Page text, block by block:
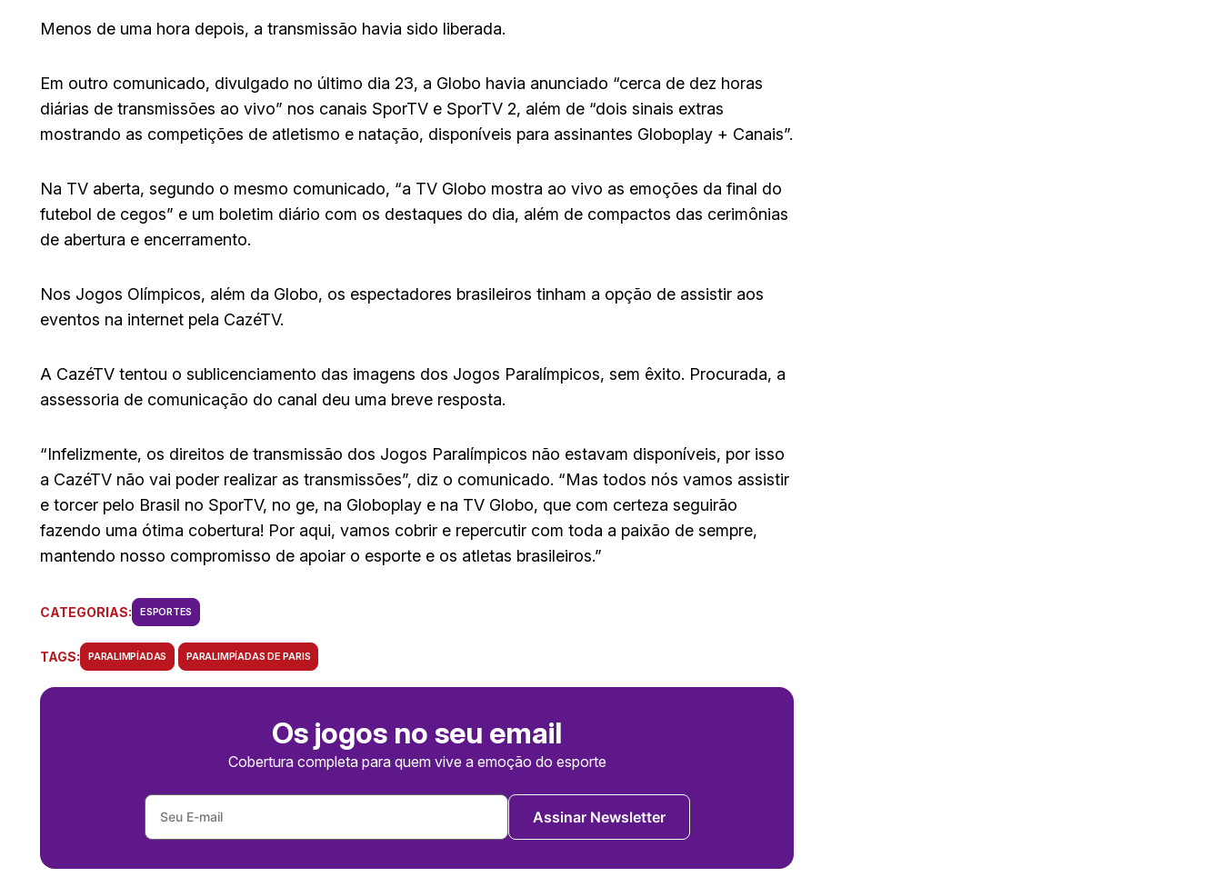
Menos de uma hora depois, a transmissão havia sido liberada.
Em outro comunicado, divulgado no último dia 23, a Globo havia anunciado “cerca de dez horas
diárias de transmissões ao vivo” nos canais SporTV e SporTV 2, além de “dois sinais extras
mostrando as competições de atletismo e natação, disponíveis para assinantes Globoplay + Canais”.
Na TV aberta, segundo o mesmo comunicado, “a TV Globo mostra ao vivo as emoções da final do
futebol de cegos” e um boletim diário com os destaques do dia, além de compactos das cerimônias
de abertura e encerramento.
Nos Jogos Olímpicos, além da Globo, os espectadores brasileiros tinham a opção de assistir aos
eventos na internet pela CazéTV.
A CazéTV tentou o sublicenciamento das imagens dos Jogos Paralímpicos, sem êxito. Procurada, a
assessoria de comunicação do canal deu uma breve resposta.
“Infelizmente, os direitos de transmissão dos Jogos Paralímpicos não estavam disponíveis, por isso
a CazéTV não vai poder realizar as transmissões”, diz o comunicado. “Mas todos nós vamos assistir
e torcer pelo Brasil no SporTV, no ge, na Globoplay e na TV Globo, que com certeza seguirão
fazendo uma ótima cobertura! Por aqui, vamos cobrir e repercutir com toda a paixão de sempre,
mantendo nosso compromisso de apoiar o esporte e os atletas brasileiros.”
CATEGORIAS: ESPORTES
TAGS: PARALIMPÍADAS PARALIMPÍADAS DE PARIS
Os jogos no seu email
Cobertura completa para quem vive a emoção do esporte
Assinar Newsletter